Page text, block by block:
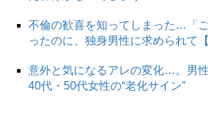
不倫の歓喜を知ってしまった…「
ったのに、独身男性に求められて
意外と気になるアレの変化…。男
40代・50代女性の“老化サイン”